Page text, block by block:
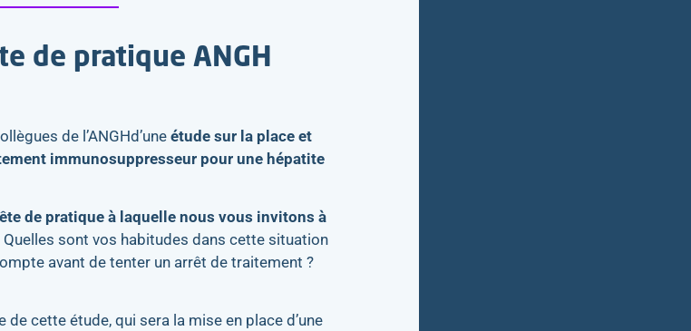
de pratique ANGH
de l’ANGHd’uneétude sur la place et
immunosuppresseur pour une hépatite
de pratique à laquelle nous vous invitons à
sont vos habitudes dans cette situation
avant de tenter un arrêt de traitement ?
cette étude, qui sera la mise en place d’une